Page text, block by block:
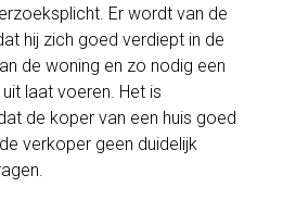
Er wordt van de
hij zich goed verdiept in de
de woning en zo nodig een
laat voeren. Het is
de koper van een huis goed
verkoper geen duidelijk